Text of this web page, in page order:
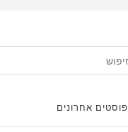
פוסטים אחרונים